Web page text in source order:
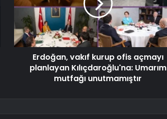
Erdoğan, vakıf kurup ofis açmayı
planlayan Kılıçdaroğlu'na: Umarım
mutfağı unutmamıştır